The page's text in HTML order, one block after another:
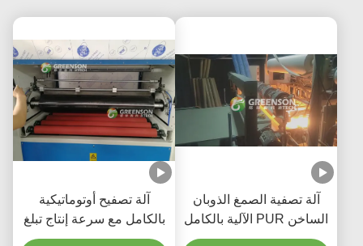
آلة تصفية الصمغ الذوبان
الساخن PUR الآلية بالكامل
مع سرعة الإنتاج 5-17m /
آلة تصفيح أوتوماتيكية
بالكامل مع سرعة إنتاج تبلغ